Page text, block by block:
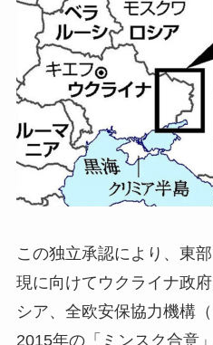
この独立承認により、東
現に向けてウクライナ政
シア、全欧安保協力機構
2015年の「ミンスク合意